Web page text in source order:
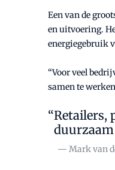
Een van de
en uitvoering.
energiegebruik
“Voor veel
samen te
Retailers,
— Mark van